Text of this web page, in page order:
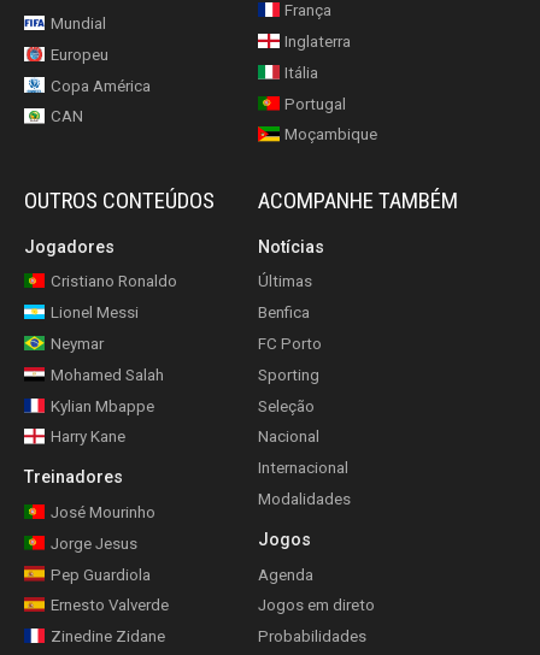
Mundial
Europeu
Copa América
CAN
França
Inglaterra
Itália
Portugal
Moçambique
OUTROS CONTEÚDOS
Jogadores
Cristiano Ronaldo
Lionel Messi
Neymar
Mohamed Salah
Kylian Mbappe
Harry Kane
Treinadores
José Mourinho
Jorge Jesus
Pep Guardiola
Ernesto Valverde
Zinedine Zidane
ACOMPANHE TAMBÉM
Notícias
Últimas
Benfica
FC Porto
Sporting
Seleção
Nacional
Internacional
Modalidades
Jogos
Agenda
Jogos em direto
Probabilidades